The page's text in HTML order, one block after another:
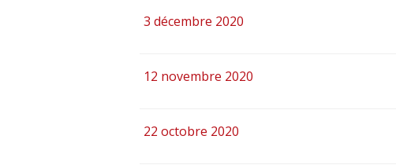
3 décembre 2020
12 novembre 2020
22 octobre 2020